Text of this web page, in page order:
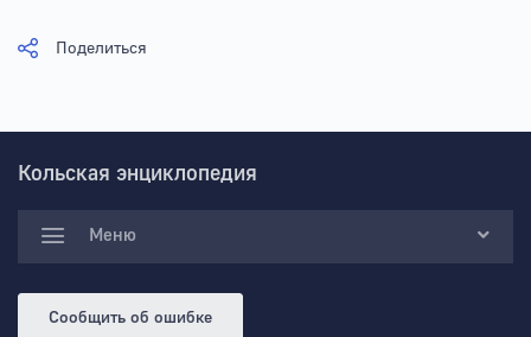
Поделиться
Кольская энциклопедия
Меню
Сообщить об ошибке